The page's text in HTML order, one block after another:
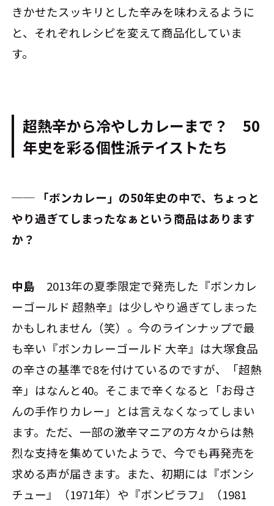
きかせたスッキリとした辛みを味わえるように
と、それぞれレシピを変えて商品化していま
す。
超熱辛から冷やしカレーまで？ 50
年史を彩る個性派テイストたち
── 「ボンカレー」の50年史の中で、ちょっと
やり過ぎてしまったなぁという商品はあります
か？
中島 2013年の夏季限定で発売した『ボンカレ
ーゴールド 超熱辛』は少しやり過ぎてしまった
かもしれません（笑）。今のラインナップで最
も辛い『ボンカレーゴールド 大辛』は大塚食品
の辛さの基準で8を付けているのですが、「超熱
辛」はなんと40。そこまで辛くなると「お母さ
んの手作りカレー」とは言えなくなってしまい
ます。ただ、一部の激辛マニアの方々からは熱
烈な支持を集めていたようで、今でも再発売を
求める声が届きます。また、初期には『ボンシ
チュー』（1971年）や『ボンピラフ』（1981